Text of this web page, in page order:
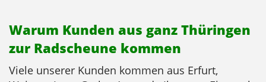
Warum Kunden aus ganz Thüringen
zur Radscheune kommen
Viele unserer Kunden kommen aus Erfurt,